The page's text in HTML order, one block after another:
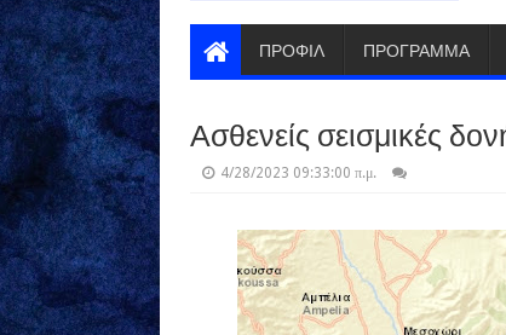
ΠΡΟΦΙΛ ΠΡΟΓΡΑΜΜΑ
Ασθενείς σεισμικές
4/28/2023 09:33:00 π.μ.